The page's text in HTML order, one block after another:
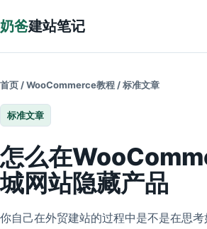
奶爸建站笔记
首页 /WooCommerce教程 /标准文章
标准文章
怎么在
城网站隐藏产品
你自己在外贸建站的过程中是不是在思